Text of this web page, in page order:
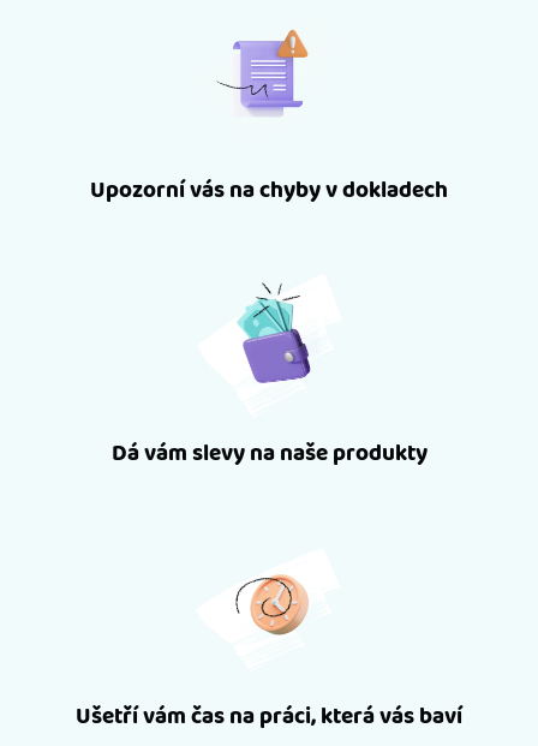
Upozorní vás na chyby v dokladech
Dá vám slevy na naše produkty
Ušetří vám čas na práci, která vás baví